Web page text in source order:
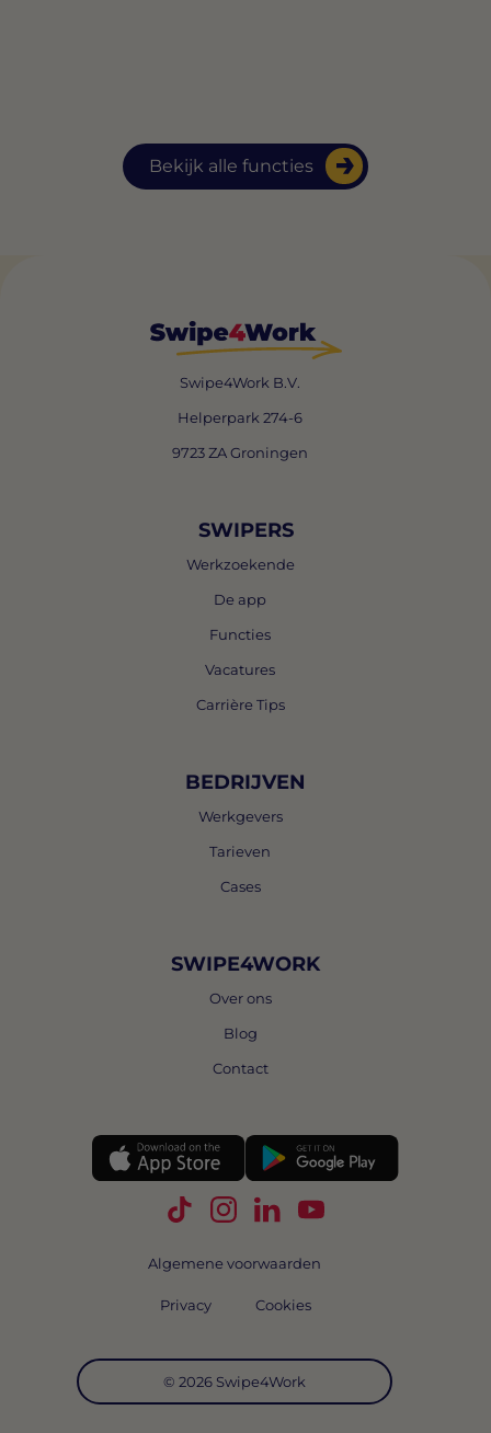
Bekijk alle functies
Swipe4Work B.V.
Helperpark 274-6
9723 ZA Groningen
SWIPERS
Werkzoekende
De app
Functies
Vacatures
Carrière Tips
BEDRIJVEN
Werkgevers
Tarieven
Cases
SWIPE4WORK
Over ons
Blog
Contact
Volg Swipe4Work op TikTok
Volg Swipe4Work op
Volg Swipe4Work op
Volg Swipe4Work
© 2026 Swipe4Work
Algemene voorwaarden
Privacy Cookies